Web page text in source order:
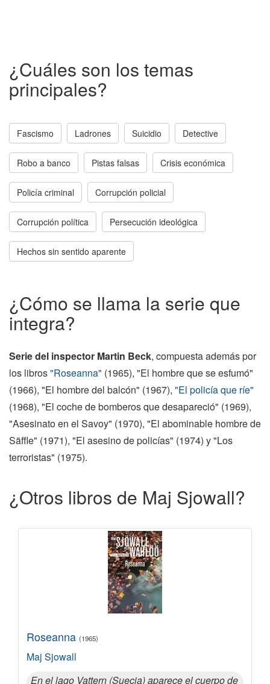
¿Cuáles son los temas
principales?
Fascismo Ladrones Suicidio Detective
Robo a banco Pistas falsas Crisis económica
Policía criminal Corrupción policial
Corrupción política Persecución ideológica
Hechos sin sentido aparente
¿Cómo se llama la serie que
integra?
Serie del inspector Martin Beck, compuesta además por
los libros"Roseanna" (1965), "El hombre que se esfumó"
(1966), "El hombre del balcón" (1967), "El policía que ríe"
(1968), "El coche de bomberos que desapareció" (1969),
"Asesinato en el Savoy" (1970), "El abominable hombre de
Säffle" (1971), "El asesino de policías" (1974) y "Los
terroristas" (1975).
¿Otros libros de Maj Sjowall?
Roseanna (1965)
Maj Sjowall
En el lago Vattern (Suecia) aparece el cuerpo de